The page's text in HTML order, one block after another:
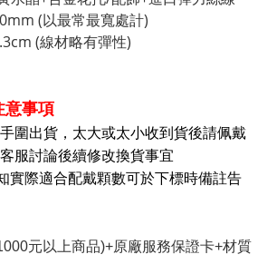
(以最常最寬處計)
(線材略有彈性)
事項
圍出貨，太大或太小收到貨後請佩戴
服討論後續修改換貨事宜
實際適合配戴顆數可於下標時備註告
元以上商品)+原廠服務保證卡+材質